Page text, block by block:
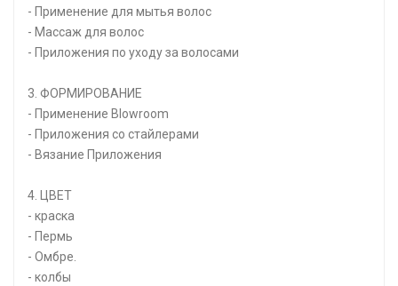
- Применение для мытья волос
- Массаж для волос
- Приложения по уходу за волосами
3. ФОРМИРОВАНИЕ
- Применение Blowroom
- Приложения со стайлерами
- Вязание Приложения
4. ЦВЕТ
- краска
- Пермь
- Омбре.
- колбы